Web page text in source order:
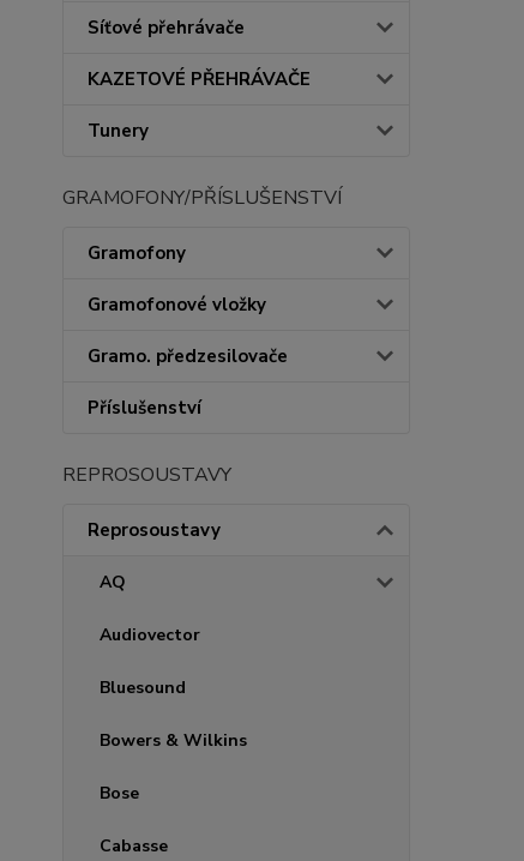
Síťové přehrávače
KAZETOVÉ PŘEHRÁVAČE
Tunery
GRAMOFONY/PŘÍSLUŠENSTVÍ
Gramofony
Gramofonové vložky
Gramo. předzesilovače
Příslušenství
REPROSOUSTAVY
Reprosoustavy
AQ
Audiovector
Bluesound
Bowers & Wilkins
Bose
Cabasse